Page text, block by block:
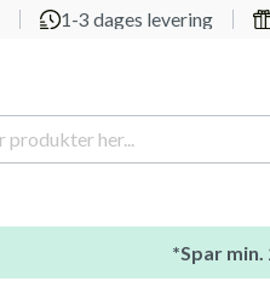
1-3 dages levering
*Spar